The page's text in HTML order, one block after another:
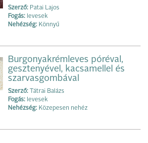
Szerző: Patai Lajos
Fogás: levesek
Nehézség: Könnyű
Burgonyakrémleves póréval,
gesztenyével, kacsamellel és
szarvasgombával
Szerző: Tátrai Balázs
Fogás: levesek
Nehézség: Közepesen nehéz